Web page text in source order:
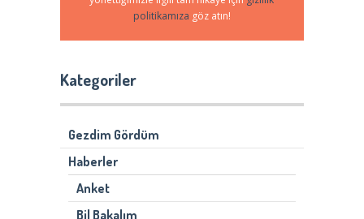
politikamıza göz atın!
Kategoriler
Gezdim Gördüm
Haberler
Anket
Bil Bakalım